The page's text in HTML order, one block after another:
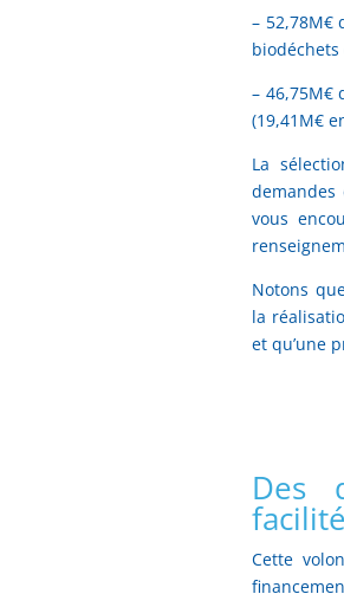
– 52,78M€
biodéchets
– 46,75M€
(19,41M€
La
demandes
vous
Notons
la
et qu’une
Des
facilité
Cette